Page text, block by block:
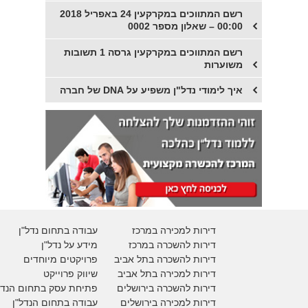
רשם המתווכים במקרקעין 24 באפריל 2018
00:00 – שאלון מספר 0002
רשם המתווכים במקרקעין גרסה 1 תשובות
משוערות
איך לימודי נדל"ן משפיע על DNA של חברה
דירות למכירה במרכז
דירות להשכרה במרכז
דירות להשכרה בתל אביב
דירות למכירה בתל אביב
דירות להשכרה בירושלים
דירות למכירה בירושלים
עבודה בתחום נדל"ן
מידע על נדל"ן
פרויקטים מיוחדים
שיווק פרוייקט
פתיחת עסק בתחום
עבודה בתחום הנדל"ן